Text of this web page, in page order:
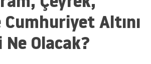
Cumhuriyet Altını
Olacak?